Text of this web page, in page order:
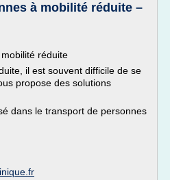
à mobilité réduite –
réduite
il est souvent difficile de se
propose des solutions
dans le transport de personnes